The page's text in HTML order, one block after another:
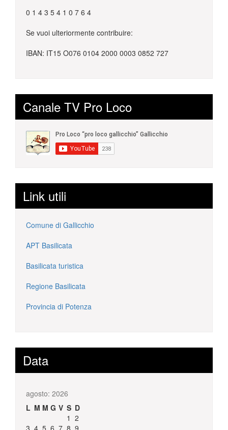
0 1 4 3 5 4 1 0 7 6 4
Se vuoi ulteriormente contribuire:
IBAN: IT15 O076 0104 2000 0003 0852 727
Canale TV Pro Loco
Link utili
Comune di Gallicchio
APT Basilicata
Basilicata turistica
Regione Basilicata
Provincia di Potenza
Data
agosto: 2026
L M M G V S D
1 2